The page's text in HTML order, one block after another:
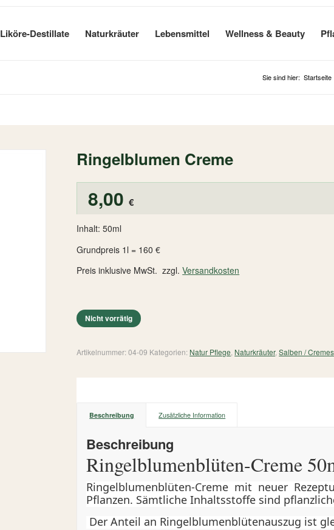
Liköre-Destillate Naturkräuter Lebensmittel Wellness & Beauty
Sie sind hier: Startseite
Ringelblumen Creme
8,00€
Inhalt: 50ml
Grundpreis 1l = 160 €
Preis inklusive MwSt. zzgl.Versandkosten
Nicht vorrätig
Artikelnummer:04-09 Kategorien: Natur Pflege Naturkräuter,Salben / Cremes
Beschreibung Zusätzliche Information
Beschreibung
Ringelblumenblüten-Creme
Ringelblumenblüten-Creme mit neuer
Pflanzen. Sämtliche Inhaltsstoffe sind
Der Anteil an Ringelblumenblütenauszug ist